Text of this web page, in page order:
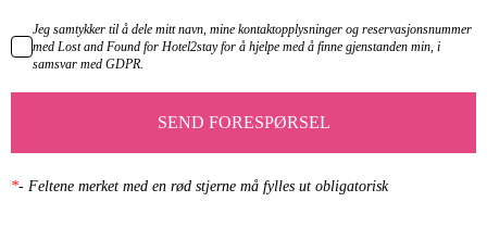
Jeg samtykker til å dele mitt navn, mine kontaktopplysninger og reservasjonsnummer
med Lost and Found for Hotel2stay for å hjelpe med å finne gjenstanden min, i
samsvar med GDPR.
SEND FORESPØRSEL
*- Feltene merket med en rød stjerne må fylles ut obligatorisk